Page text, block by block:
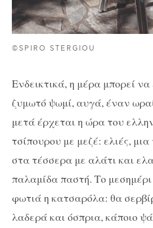
©SPIRO STERGIOU
Ενδεικτικά, η μέρα μπορεί
ζυμωτό ψωμί, αυγά, έναν
μετά έρχεται η ώρα του
τσίπουρου με μεζέ: ελιές,
στα τέσσερα με αλάτι και
παλαμίδα παστή. Το
φωτιά η κατσαρόλα: θα
λαδερά και όσπρια, κάποιο